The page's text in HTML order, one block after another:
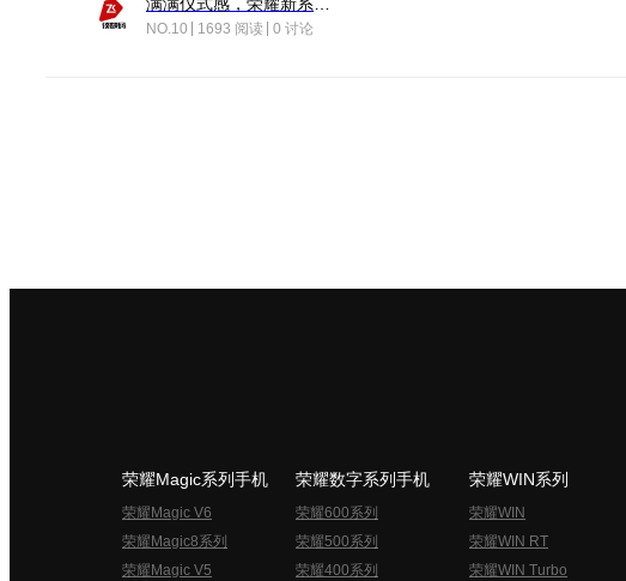
NO.10 1693 阅读 0 讨论
荣耀Magic系列手机
荣耀Magic V6
荣耀Magic8系列
荣耀Magic V5
荣耀数字系列手机
荣耀600系列
荣耀500系列
荣耀400系列
荣耀WIN系列
荣耀WIN
荣耀WIN RT
荣耀WIN Turbo